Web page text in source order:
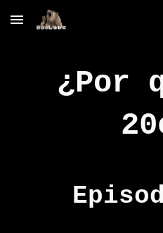
Skip to main content
¿Por